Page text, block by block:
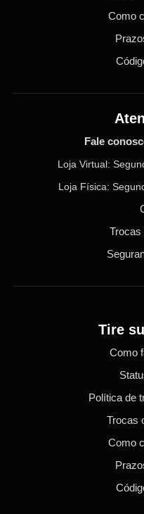
Como
Fale
Loja Virtual:
Loja Física:
Trocas
Tire
Como
Política de
Trocas
Como